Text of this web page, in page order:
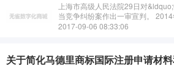
上海市高级人民法院29日对
当竞争纠纷案作出一审宣判。 2014
有限公司向上海市高院提起诉讼，请
2017-09-06 08:33:06
关于简化马德里商标国际注册申请材